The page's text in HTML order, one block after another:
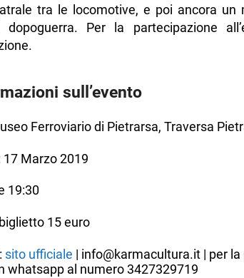
tra le locomotive, e poi ancora un
Per la partecipazione
sull’evento
Ferroviario di Pietrarsa, Traversa
17 Marzo 2019
19:30
15 euro
sito ufficiale | info@karmacultura.it | per
whatsapp al numero 3427329719